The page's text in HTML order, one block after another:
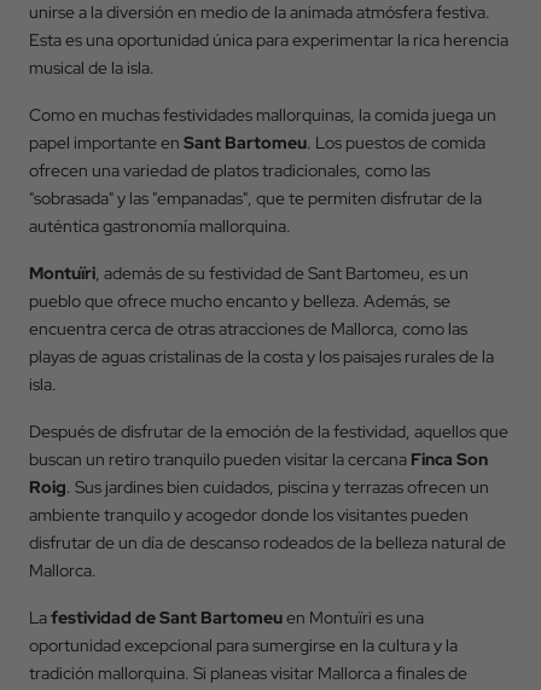
Llegada
Salida
Ocupación
Código Promocional
RESERVAR
unirse a la diversión en medio de la animada atmósfera festiva.
Esta es una oportunidad única para experimentar la rica herencia
musical de la isla.
Como en muchas festividades mallorquinas, la comida juega un
papel importante en Sant Bartomeu. Los puestos de comida
ofrecen una variedad de platos tradicionales, como las
"sobrasada" y las "empanadas", que te permiten disfrutar de la
auténtica gastronomía mallorquina.
Montuïri, además de su festividad de Sant Bartomeu, es un
pueblo que ofrece mucho encanto y belleza. Además, se
encuentra cerca de otras atracciones de Mallorca, como las
playas de aguas cristalinas de la costa y los paisajes rurales de la
isla.
Después de disfrutar de la emoción de la festividad, aquellos que
buscan un retiro tranquilo pueden visitar la cercana Finca Son
Roig. Sus jardines bien cuidados, piscina y terrazas ofrecen un
ambiente tranquilo y acogedor donde los visitantes pueden
disfrutar de un día de descanso rodeados de la belleza natural de
Mallorca.
Lafestividad de Sant Bartomeuen Montuïri es una
oportunidad excepcional para sumergirse en la cultura y la
tradición mallorquina. Si planeas visitar Mallorca a finales de